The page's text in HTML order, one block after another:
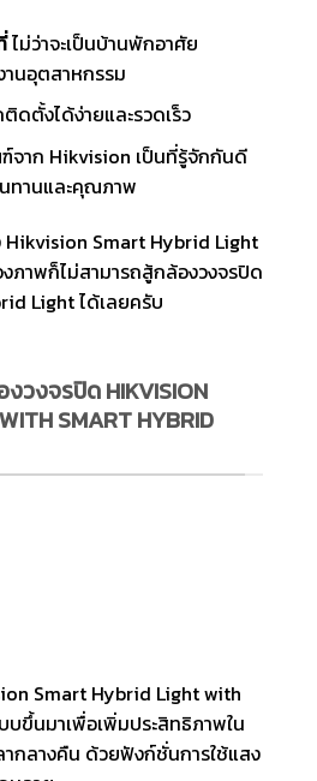
ไม่ว่าจะเป็นบ้านพักอาศัย
านอุตสาหกรรม
ดตั้งได้ง่ายและรวดเร็ว
าก Hikvision เป็นที่รู้จักกันดี
ทานและคุณภาพ
Hikvision Smart Hybrid Light
าพก็ไม่สามารถสู้กล้องวงจรปิด
Light ได้เลยครับ
วงจรปิด HIKVISION
SMART HYBRID
Smart Hybrid Light with
ขึ้นมาเพื่อเพิ่มประสิทธิภาพใน
ากลางคืน ด้วยฟังก์ชั่นการใช้แสง